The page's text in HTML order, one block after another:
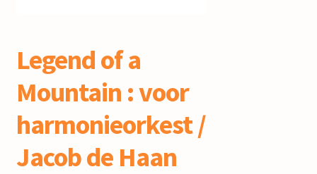
Legend of a
Mountain : voor
harmonieorkest /
Jacob de Haan